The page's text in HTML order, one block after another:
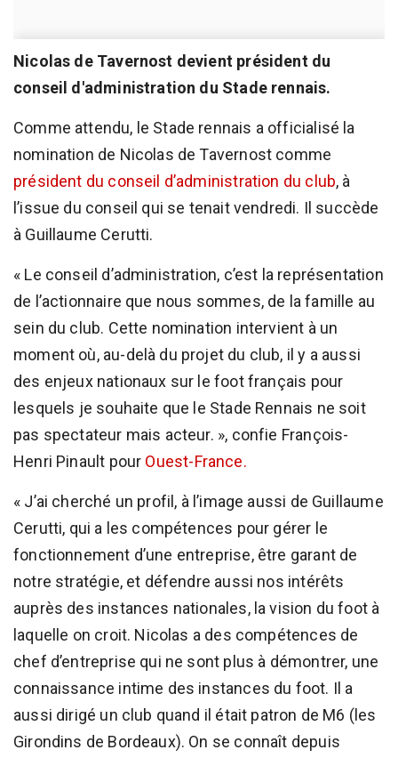
Nicolas de Tavernost devient président du
conseil d'administration du Stade rennais.
Comme attendu, le Stade rennais a officialisé la
nomination de Nicolas de Tavernost comme
président du conseil d’administration du club, à
l’issue du conseil qui se tenait vendredi. Il succède
à Guillaume Cerutti.
« Le conseil d’administration, c’est la représentation
de l’actionnaire que nous sommes, de la famille au
sein du club. Cette nomination intervient à un
moment où, au-delà du projet du club, il y a aussi
des enjeux nationaux sur le foot français pour
lesquels je souhaite que le Stade Rennais ne soit
pas spectateur mais acteur. », confie François-
Henri Pinault pour Ouest-France.
« J’ai cherché un profil, à l’image aussi de Guillaume
Cerutti, qui a les compétences pour gérer le
fonctionnement d’une entreprise, être garant de
notre stratégie, et défendre aussi nos intérêts
auprès des instances nationales, la vision du foot à
laquelle on croit. Nicolas a des compétences de
chef d’entreprise qui ne sont plus à démontrer, une
connaissance intime des instances du foot. Il a
aussi dirigé un club quand il était patron de M6 (les
Girondins de Bordeaux). On se connaît depuis